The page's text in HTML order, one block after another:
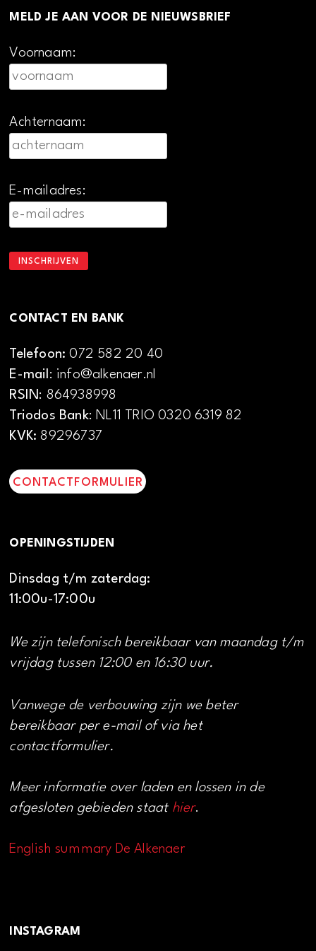
MELD JE AAN VOOR DE NIEUWSBRIEF
Voornaam:
Achternaam:
E-mailadres:
CONTACT EN BANK
Telefoon:072 582 20 40
E-mail: info@alkenaer.nl
RSIN: 864938998
Triodos Bank: NL11 TRIO 0320 6319 82
KVK: 89296737
CONTACTFORMULIER
OPENINGSTIJDEN
Dinsdag t/m zaterdag:
11:00u-17:00u
We zijn telefonisch bereikbaar van maandag t/m
vrijdag tussen 12:00 en 16:30 uur.
Vanwege de verbouwing zijn we beter
bereikbaar per e-mail of via het
contactformulier.
Meer informatie over laden en lossen in de
afgesloten gebieden staat hier.
English summary De Alkenaer
INSTAGRAM